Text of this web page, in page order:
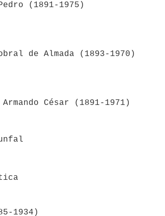
(1891-1975)
de Almada (1893-1970)
César (1891-1971)
1934)